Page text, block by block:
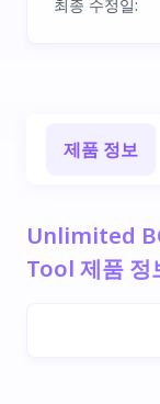
최종 수정일:
제품 정보
Unlimited
Tool 제품 정